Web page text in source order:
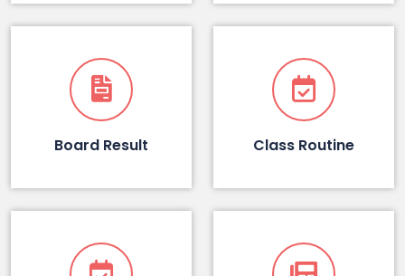
Board Result Class Routine